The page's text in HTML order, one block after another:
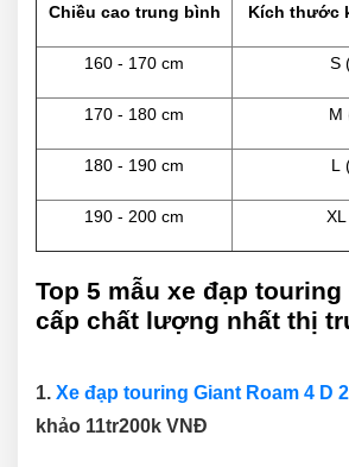
Chiều cao trung bình Kích thước
160 - 170 cm S
170 - 180 cm M
180 - 190 cm L
190 - 200 cm
Top 5 mẫu xe đạp touring
cấp chất lượng nhất thị
1. Xe đạp touring Giant Roam 4 D
khảo 11tr200k VNĐ